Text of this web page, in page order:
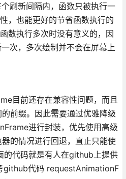
刷新间隔内，函数只被执行一
，也能更好的节省函数执行的
数执行多次时没有意义的，因
次，多次绘制并不会在屏幕上
目前还存在兼容性问题，而且
前缀。因此需要通过优雅降级
进行封装，优先使用高级
的情况进行回退，直止只能使
代码就是有人在github上提供
github代码 requestAnimationF